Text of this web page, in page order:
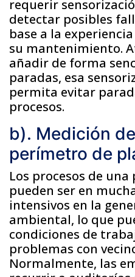
requerir
detectar posibles
base a la
su mantenimiento.
añadir de forma
paradas, esa
permita evitar
procesos.
b). Medición
perímetro de
Los procesos de
pueden ser en
intensivos en la
ambiental, lo que
condiciones de
problemas con
Normalmente, las